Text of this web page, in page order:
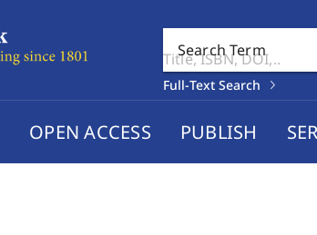
Search Term
Full-Text Search
OPEN ACCESS PUBLISH